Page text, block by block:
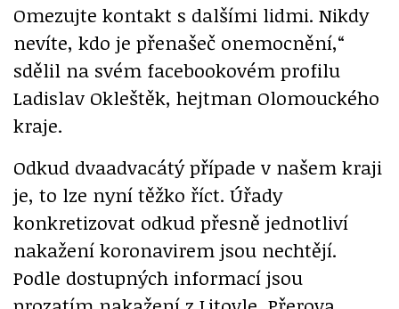
Omezujte kontakt s dalšími lidmi. Nikdy
nevíte, kdo je přenašeč onemocnění,“
sdělil na svém facebookovém profilu
Ladislav Okleštěk, hejtman Olomouckého
kraje.
Odkud dvaadvacátý případe v našem kraji
je, to lze nyní těžko říct. Úřady
konkretizovat odkud přesně jednotliví
nakažení koronavirem jsou nechtějí.
Podle dostupných informací jsou